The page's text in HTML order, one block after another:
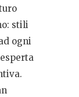
stili
ogni